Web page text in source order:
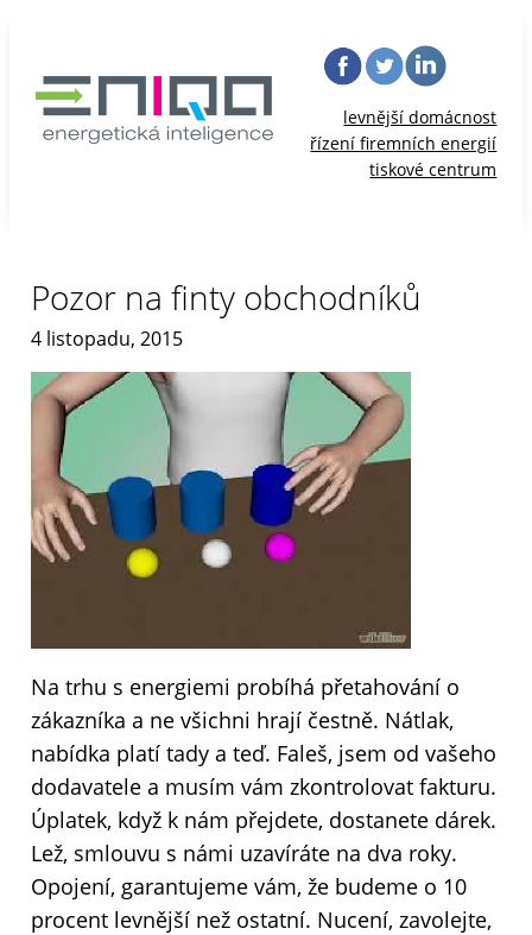
levnější domácnost
řízení firemních energií
tiskové centrum
Pozor na finty obchodníků
4 listopadu, 2015
Na trhu s energiemi probíhá přetahování o
zákazníka a ne všichni hrají čestně. Nátlak,
nabídka platí tady a teď. Faleš, jsem od vašeho
dodavatele a musím vám zkontrolovat fakturu.
Úplatek, když k nám přejdete, dostanete dárek.
Lež, smlouvu s námi uzavíráte na dva roky.
Opojení, garantujeme vám, že budeme o 10
procent levnější než ostatní. Nucení, zavolejte,